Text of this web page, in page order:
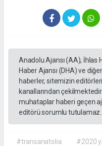
Anadolu Ajansı (AA), İhlas
Haber Ajansı (DHA) ve
haberler, sitemizin
kanallarından
muhataplar haberi geçen
editörü sorumlu tutulamaz...
#transanatolia #2020